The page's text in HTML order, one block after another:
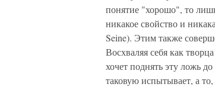
понятие "хорошо", то
никакое свойство и
Seine). Этим также
Восхваляя себя как
хочет поднять эту ложь
таковую испытывает, а